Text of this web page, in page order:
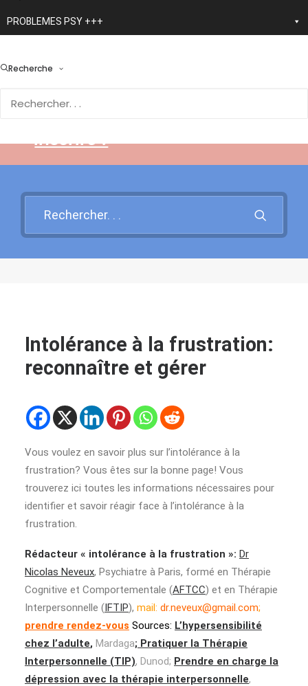
PROBLEMES PSY +++
Recherchenouvelle application
Rendez-vous sur cette page
inscrire !
Intolérance à la frustration:
reconnaître et gérer
Vous voulez en savoir plus sur l’intolérance à la
frustration? Vous êtes sur la bonne page! Vous
trouverez ici toutes les informations nécessaires pour
identifier et savoir réagir face à l’intolérance à la
frustration.
Rédacteur « intolérance à la frustration »: Dr
Nicolas Neveux, Psychiatre à Paris, formé en Thérapie
Cognitive et Comportementale (AFTCC) et en Thérapie
Interpersonnelle (IFTIP), mail: dr.neveux@gmail.com;
prendre rendez-vous Sources: L’hypersensibilité
chez l’adulte, Mardaga; Pratiquer la Thérapie
Interpersonnelle (TIP), Dunod; Prendre en charge la
dépression avec la thérapie interpersonnelle,